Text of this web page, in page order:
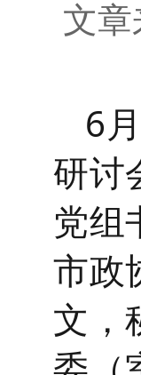
文
6
研讨
党组
市政
文，